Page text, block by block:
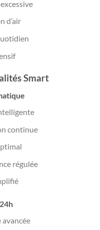
d’air
Smart
continue
régulée